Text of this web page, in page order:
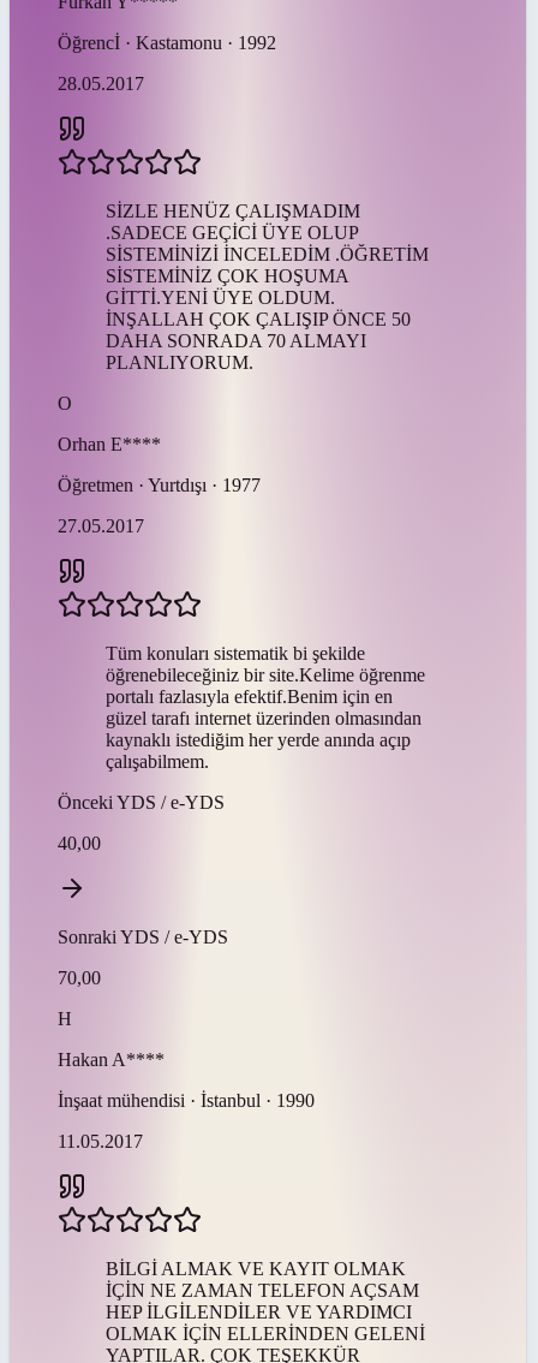
Öğrencİ · Kastamonu · 1992
28.05.2017
SİZLE HENÜZ ÇALIŞMADIM
.SADECE GEÇİCİ ÜYE OLUP
SİSTEMİNİZİ İNCELEDİM .ÖĞRETİM
SİSTEMİNİZ ÇOK HOŞUMA
GİTTİ.YENİ ÜYE OLDUM.
İNŞALLAH ÇOK ÇALIŞIP ÖNCE 50
DAHA SONRADA 70 ALMAYI
PLANLIYORUM.
O
Orhan E****
Öğretmen · Yurtdışı · 1977
27.05.2017
Tüm konuları sistematik bi şekilde
öğrenebileceğiniz bir site.Kelime öğrenme
portalı fazlasıyla efektif.Benim için en
güzel tarafı internet üzerinden olmasından
kaynaklı istediğim her yerde anında açıp
çalışabilmem.
Önceki YDS / e-YDS
40,00
Sonraki YDS / e-YDS
70,00
H
Hakan A****
İnşaat mühendisi · İstanbul · 1990
11.05.2017
BİLGİ ALMAK VE KAYIT OLMAK
İÇİN NE ZAMAN TELEFON AÇSAM
HEP İLGİLENDİLER VE YARDIMCI
OLMAK İÇİN ELLERİNDEN GELENİ
YAPTILAR. ÇOK TEŞEKKÜR